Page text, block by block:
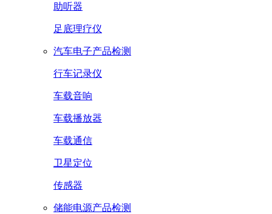
助听器
足底理疗仪
汽车电子产品检测
行车记录仪
车载音响
车载播放器
车载通信
卫星定位
传感器
储能电源产品检测